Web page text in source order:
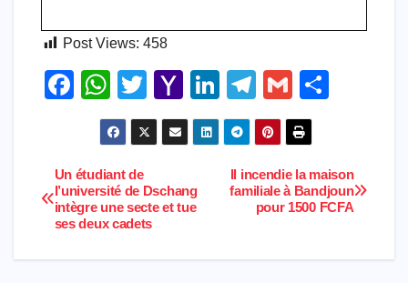
Post Views: 458
F
e
b
o
o
W
h
at
s
A
p
p
T
wi
tt
Y
a
h
o
ail
Li
n
k
e
dI
T
el
e
gr
a
G
m
ail
e
Navigation
de
l’article
Il incendie la maison
familiale à Bandjoun
pour 1500 FCFA
Un étudiant de
l’université de Dschang
intègre une secte et tue
ses deux cadets